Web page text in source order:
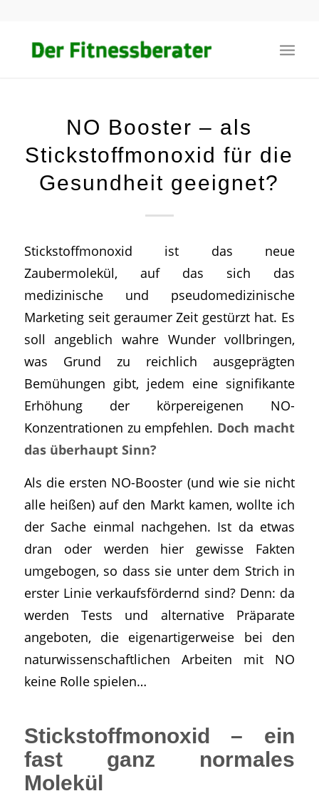
NO Booster – als
Stickstoffmonoxid für die
Gesundheit geeignet?
Stickstoffmonoxid ist das neue
Zaubermolekül, auf das sich das
medizinische und pseudomedizinische
Marketing seit geraumer Zeit gestürzt hat. Es
soll angeblich wahre Wunder vollbringen,
was Grund zu reichlich ausgeprägten
Bemühungen gibt, jedem eine signifikante
Erhöhung der körpereigenen NO-
Konzentrationen zu empfehlen. Doch macht
das überhaupt Sinn?
Als die ersten NO-Booster (und wie sie nicht
alle heißen) auf den Markt kamen, wollte ich
der Sache einmal nachgehen. Ist da etwas
dran oder werden hier gewisse Fakten
umgebogen, so dass sie unter dem Strich in
erster Linie verkaufsfördernd sind? Denn: da
werden Tests und alternative Präparate
angeboten, die eigenartigerweise bei den
naturwissenschaftlichen Arbeiten mit NO
keine Rolle spielen…
Stickstoffmonoxid – ein
fast ganz normales
Molekül